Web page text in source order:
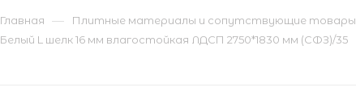
Главная — Плитные материалы и сопутствующие товары
Белый L шелк 16 мм влагостойкая ЛДСП 2750*1830 мм (СФЗ)/35